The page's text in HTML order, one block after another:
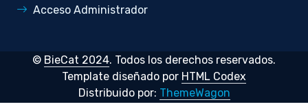
Acceso Administrador
© BieCat 2024. Todos los derechos reservados.
Template diseñado por HTML Codex
Distribuido por: ThemeWagon